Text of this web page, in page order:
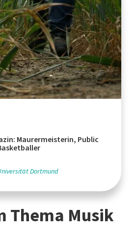
Maurermeisterin, Public
Dortmund
Thema Musik